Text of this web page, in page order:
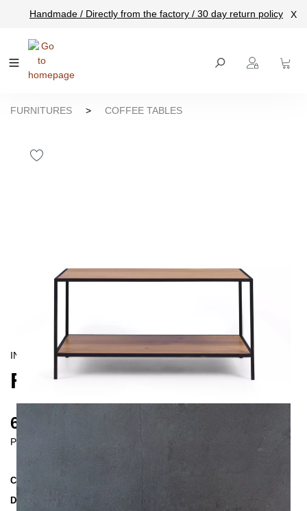
content
Handmade / Directly from the factory / 30 day return policy X
FURNITURES > COFFEE TABLES
INDUSTRIAL/CONTEMPORAIN
FINIS COFFEE TABLE
670 €
Prices incl. VAT
Collection
FINIS
Delivery Time
3-4 weeks | del. 29. Aug - 5. Sep